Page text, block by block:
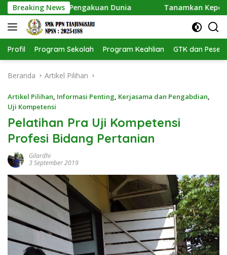
Langsung
ke
konten
Breaking News
Pengakuan Dunia Tanamkan Kepedulian
Profil Program Sekolah Program Keahlian GTK dan
Beranda Artikel Pilihan
Artikel Pilihan, Informasi Penting, Kerjasama dan Pengabdian,
Uji Kompetensi
Pelatihan Pra Uji Kompetensi
Profesi Bidang Pertanian
Gilardhi
3 September 2019